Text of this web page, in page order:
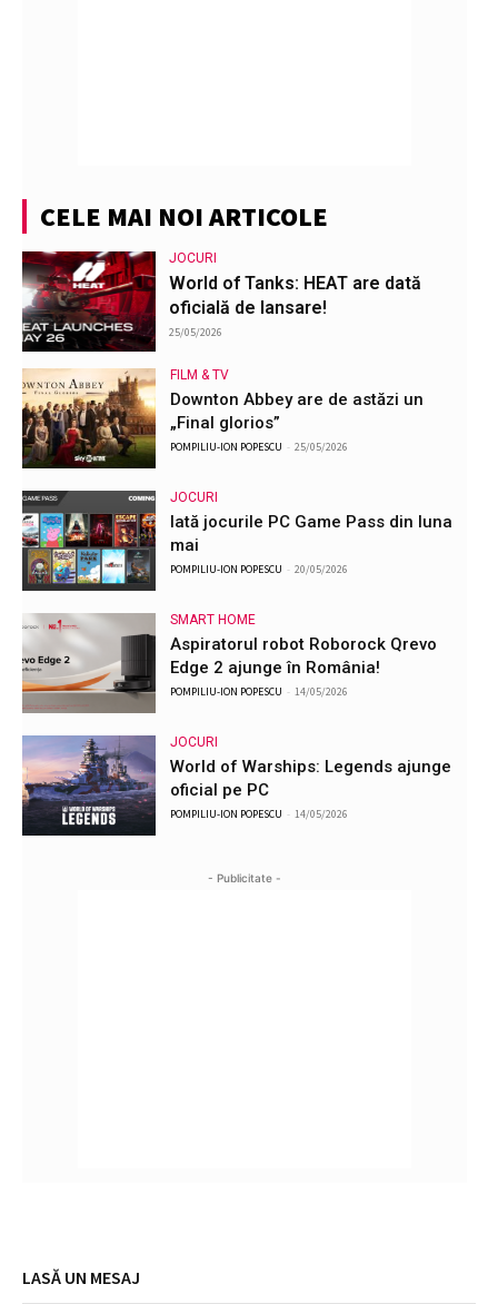
CELE MAI NOI ARTICOLE
JOCURI
World of Tanks: HEAT are dată
oficială de lansare!
25/05/2026
FILM & TV
Downton Abbey are de astăzi un
„Final glorios”
POMPILIU-ION POPESCU - 25/05/2026
JOCURI
Iată jocurile PC Game Pass din luna
mai
POMPILIU-ION POPESCU - 20/05/2026
SMART HOME
Aspiratorul robot Roborock Qrevo
Edge 2 ajunge în România!
POMPILIU-ION POPESCU - 14/05/2026
JOCURI
World of Warships: Legends ajunge
oficial pe PC
POMPILIU-ION POPESCU - 14/05/2026
- Publicitate -
LASĂ UN MESAJ